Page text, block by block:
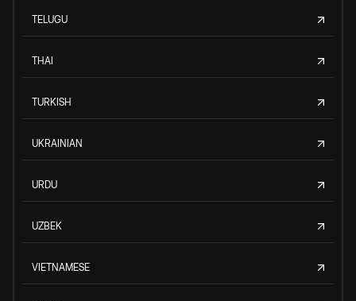
TELUGU
THAI
TURKISH
UKRAINIAN
URDU
UZBEK
VIETNAMESE